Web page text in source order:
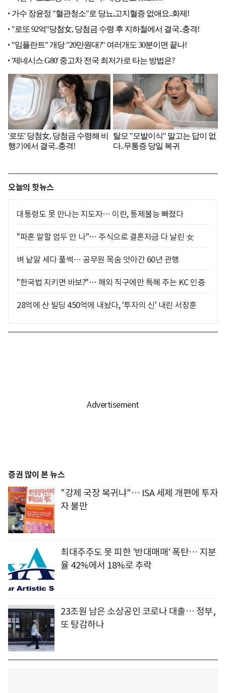
오늘의 핫뉴스
대통령도 못 만나는 지도자… 이란, 통제불능 빠졌다
"파혼 말할 엄두 안 나"… 주식으로 결혼자금 다 날린 女
벼 낱알 세다 풀썩… 공무원 목숨 앗아간 60년 관행
"한국법 지키면 바보?"… 해외 직구에만 특혜 주는 KC 인증
28억에 산 빌딩 450억에 내놨다, '투자의 신' 내린 서장훈
증권 많이 본 뉴스
"강제 국장 복귀냐"… ISA 세제 개편에 투자
자 불만
최대주주도 못 피한 '반대매매' 폭탄… 지분
율 42%에서 18%로 추락
23조원 남은 소상공인 코로나 대출… 정부,
또 탕감하나